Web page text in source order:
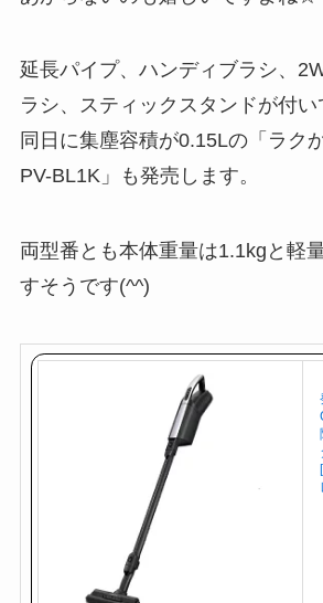
延長パイプ、ハンディブラシ、
ラシ、スティックスタンドが付い
同日に集塵容積が0.15Lの「ラク
PV-BL1K」も発売します。
両型番とも本体重量は1.1kgと軽
すそうです(^^)